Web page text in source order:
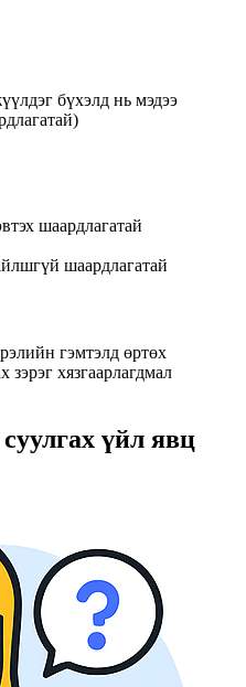
бүхэлд нь мэдээ
шаардлагатай
шаардлагатай
гэмтэлд өртөх
хязгаарлагдмал
үйл явц